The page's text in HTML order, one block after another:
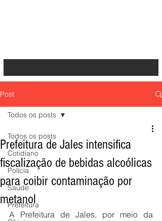
Post
Todos os posts
Cotidiano
Polícia
Saúde
Prefeitura
Todos os posts
Prefeitura de Jales intensifica
fiscalização de bebidas alcoólicas
para coibir contaminação por
metanol
A Prefeitura de Jales, por meio da